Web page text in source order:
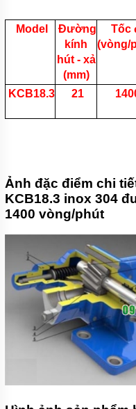
MĂNG
MÁY
BƠM
NGHIỆP
GIỚI
THIỆU
SẢN
PHẨM
LIÊN
Model
Đường
kính
hút - xả
(mm)
Tốc
(vòng/
KCB18.3 21
Ảnh đặc điểm chi
KCB18.3 inox 304
1400 vòng/phút